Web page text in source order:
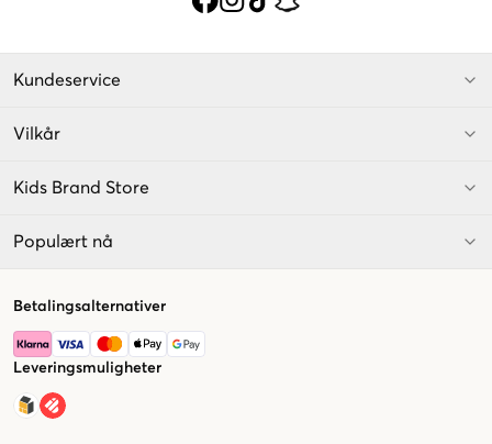
Kundeservice
Vilkår
Kids Brand Store
Populært nå
Betalingsalternativer
Leveringsmuligheter